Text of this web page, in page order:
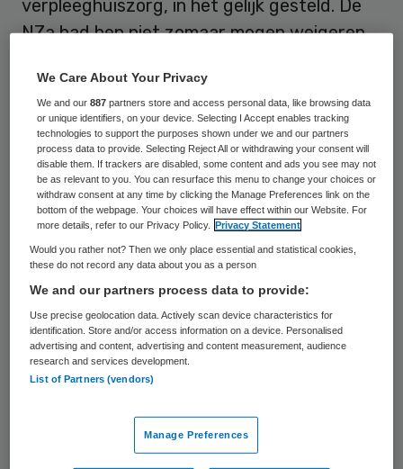
verpleeghuiszorg, in het gelijk gesteld. De
NZa had hen niet zomaar mogen weigeren
Dat meldt het College van Beroep voor het
bedrijfsleven op 18 december. De vijf
organisaties zijn WelThuis, Stichting
Zorggroep Charim, Stichting Inovum,
Noorderbreedte en Zorgstroom. Zij kunnen
die VWS in 2017 beschikbaar stelde voor
verbetering van verpleeghuis. Deze
regeling, de zogenaamde Kwaliteitsimpuls,
is ingesteld door toenmalig
staatssecretaris Martin van Rijn naar
en Karin Gaemers. Dat ging toen om een
bedrag van honderd miljoen euro. Daar is nu
We Care About Your Privacy
We and our887 partners store and access personal data, like browsing data
or unique identifiers, on your device. Selecting I Accept enables tracking
technologies to support the purposes shown under we and our partners
process data to provide. Selecting Reject All or withdrawing your consent will
disable them. If trackers are disabled, some content and ads you see may not
be as relevant to you. You can resurface this menu to change your choices or
withdraw consent at any time by clicking the Manage Preferences link on the
bottom of the webpage. Your choices will have effect within our Website. For
more details, refer to our Privacy Policy.
Privacy Statement
Would you rather not? Then we only place essential and statistical cookies,
these do not record any data about you as a person
We and our partners process data to provide:
Use precise geolocation data. Actively scan device characteristics for
identification. Store and/or access information on a device. Personalised
advertising and content, advertising and content measurement, audience
research and services development.
List of Partners (vendors)
Manage Preferences